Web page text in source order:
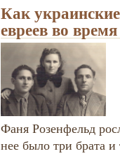
Как
евреев во
Фаня Розенфельд
нее было три брата